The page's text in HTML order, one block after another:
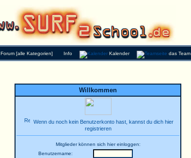
Forum [alle Kategorien] Info Kalender das Team
Willkommen
Wenn du noch kein Benutzerkonto hast, kannst du dich hier
registrieren
Mitglieder können sich hier einloggen:
Benutzername: